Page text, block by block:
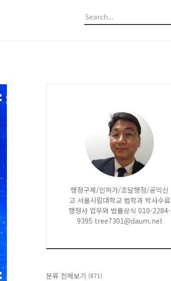
행정구제/인허가/조달행정/공익신
고 서울시립대학교 법학과 박사수료
행정사 업무와 법률상식 010-2284-
9395 tree7301@daum.net
분류 전체보기 (871)